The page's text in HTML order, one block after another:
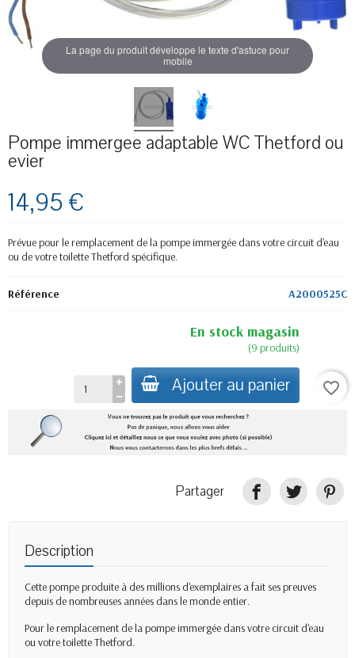
La page du produit développe le texte d'astuce pour
mobile
Pompe immergee adaptable WC Thetford ou
evier
14,95 €
Prévue pour le remplacement de la pompe immergée dans votre circuit d'eau
ou de votre toilette Thetford spécifique.
Référence A2000525C
En stock magasin
(9 produits)
Ajouter au panier favorite_border
Partager
Description
Cette pompe produite à des millions d'exemplaires a fait ses preuves
depuis de nombreuses années dans le monde entier.
Pour le remplacement de la pompe immergée dans votre circuit d'eau
ou votre toilette Thetford.